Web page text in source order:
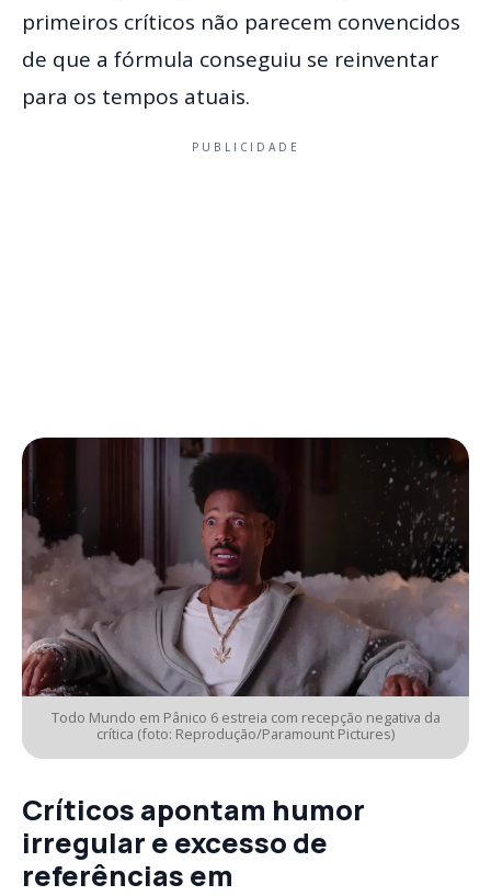
primeiros críticos não parecem convencidos
de que a fórmula conseguiu se reinventar
para os tempos atuais.
PUBLICIDADE
Todo Mundo em Pânico 6 estreia com recepção negativa da
crítica (foto: Reprodução/Paramount Pictures)
Críticos apontam humor
irregular e excesso de
referências em